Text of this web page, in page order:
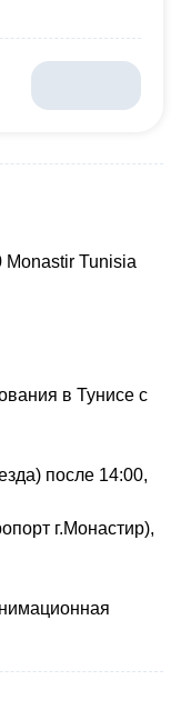
Monastir Tunisia
в Тунисе с
после 14:00,
г.Монастир),